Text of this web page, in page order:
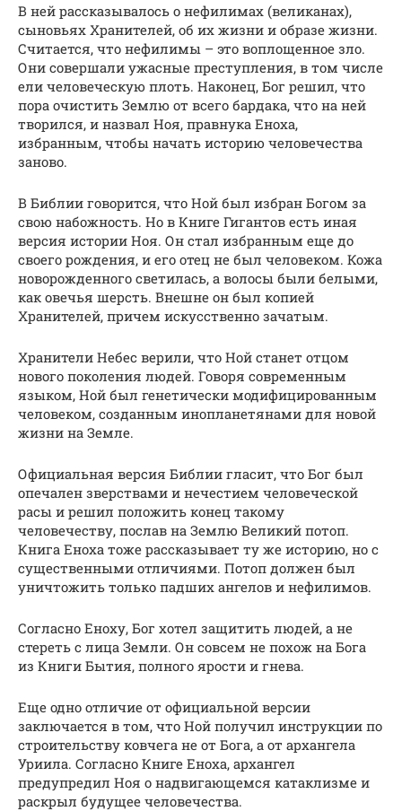
В ней рассказывалось о нефилимах (великанах),
сыновьях Хранителей, об их жизни и образе жизни.
Считается, что нефилимы – это воплощенное зло.
Они совершали ужасные преступления, в том числе
ели человеческую плоть. Наконец, Бог решил, что
пора очистить Землю от всего бардака, что на ней
творился, и назвал Ноя, правнука Еноха,
избранным, чтобы начать историю человечества
заново.
В Библии говорится, что Ной был избран Богом за
свою набожность. Но в Книге Гигантов есть иная
версия истории Ноя. Он стал избранным еще до
своего рождения, и его отец не был человеком. Кожа
новорожденного светилась, а волосы были белыми,
как овечья шерсть. Внешне он был копией
Хранителей, причем искусственно зачатым.
Хранители Небес верили, что Ной станет отцом
нового поколения людей. Говоря современным
языком, Ной был генетически модифицированным
человеком, созданным инопланетянами для новой
жизни на Земле.
Официальная версия Библии гласит, что Бог был
опечален зверствами и нечестием человеческой
расы и решил положить конец такому
человечеству, послав на Землю Великий потоп.
Книга Еноха тоже рассказывает ту же историю, но с
существенными отличиями. Потоп должен был
уничтожить только падших ангелов и нефилимов.
Согласно Еноху, Бог хотел защитить людей, а не
стереть с лица Земли. Он совсем не похож на Бога
из Книги Бытия, полного ярости и гнева.
Еще одно отличие от официальной версии
заключается в том, что Ной получил инструкции по
строительству ковчега не от Бога, а от архангела
Уриила. Согласно Книге Еноха, архангел
предупредил Ноя о надвигающемся катаклизме и
раскрыл будущее человечества.